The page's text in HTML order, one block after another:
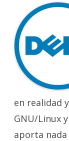
en realidad
GNU/Linux
aporta nada